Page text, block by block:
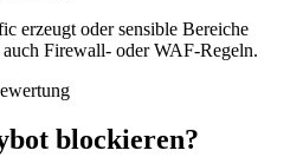
erzeugt oder sensible Bereiche
Firewall- oder WAF-Regeln.
blockieren?